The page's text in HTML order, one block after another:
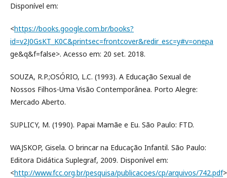
Disponível em:
<https://books.google.com.br/books?
id=v2J0GsKT_K0C&printsec=frontcover&redir_esc=y#v=onepa
ge&q&f=false>. Acesso em: 20 set. 2018.
SOUZA, R.P.;OSÓRIO, L.C. (1993). A Educação Sexual de
Nossos Filhos-Uma Visão Contemporânea. Porto Alegre:
Mercado Aberto.
SUPLICY, M. (1990). Papai Mamãe e Eu. São Paulo: FTD.
WAJSKOP, Gisela. O brincar na Educação Infantil. São Paulo:
Editora Didática Suplegraf, 2009. Disponível em:
<http://www.fcc.org.br/pesquisa/publicacoes/cp/arquivos/742.pdf>